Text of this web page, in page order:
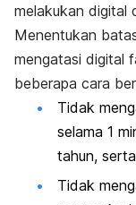
melakukan digital
Menentukan
mengatasi digital
beberapa cara
Tidak
selama 1
tahun,
Tidak